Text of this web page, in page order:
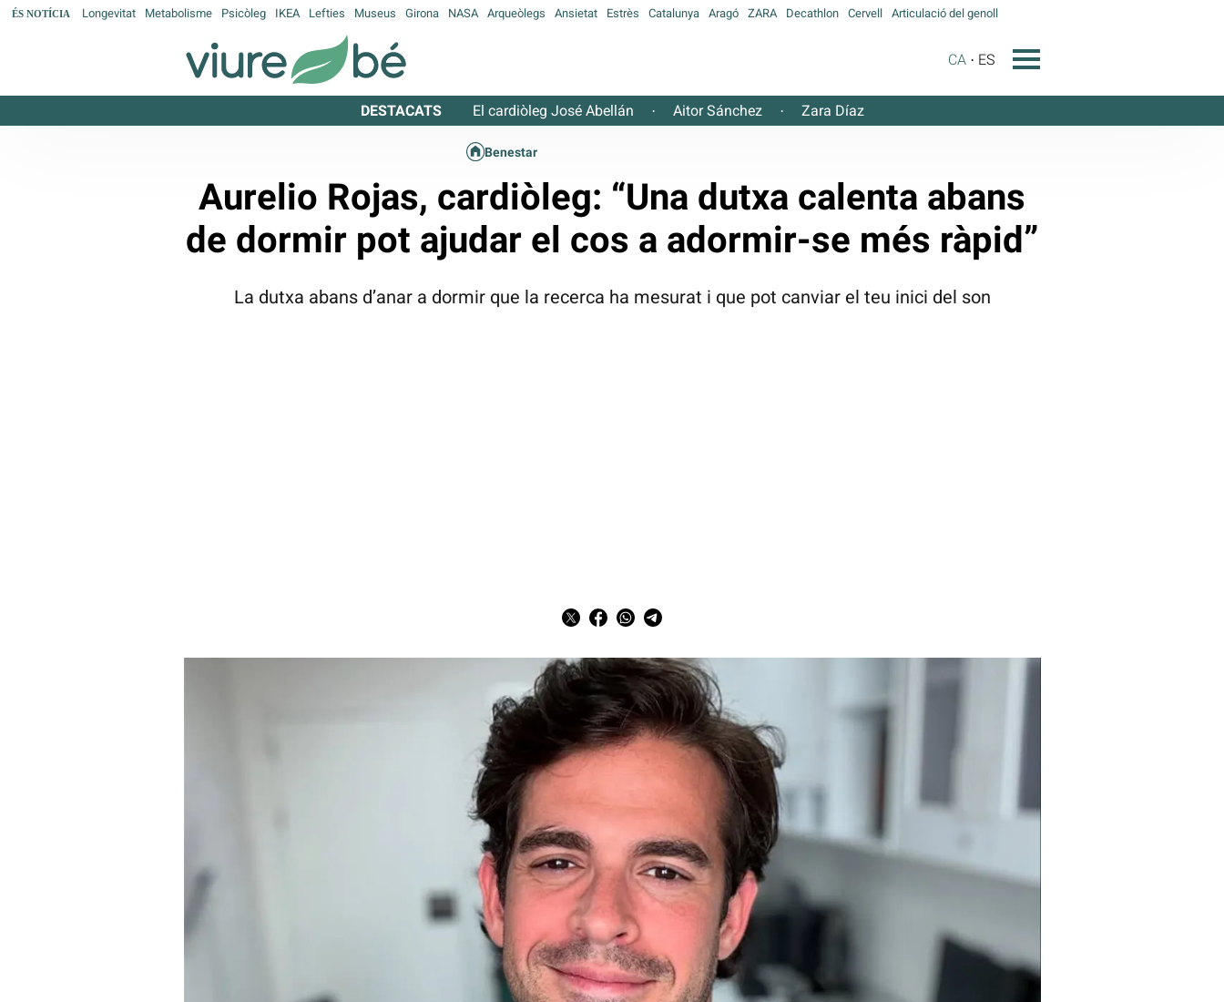
ÉS NOTÍCIA Longevitat Metabolisme Psicòleg IKEA Lefties Museus Girona NASA Arqueòlegs Ansietat Estrès Catalunya Aragó ZARA Decathlon Cervell Articulació del genoll
CA ES
DESTACATS El cardiòleg José Abellán · Aitor Sánchez · Zara Díaz
Benestar
Aurelio Rojas, cardiòleg: “Una dutxa calenta abans
de dormir pot ajudar el cos a adormir-se més ràpid”
La dutxa abans d’anar a dormir que la recerca ha mesurat i que pot canviar el teu inici del son